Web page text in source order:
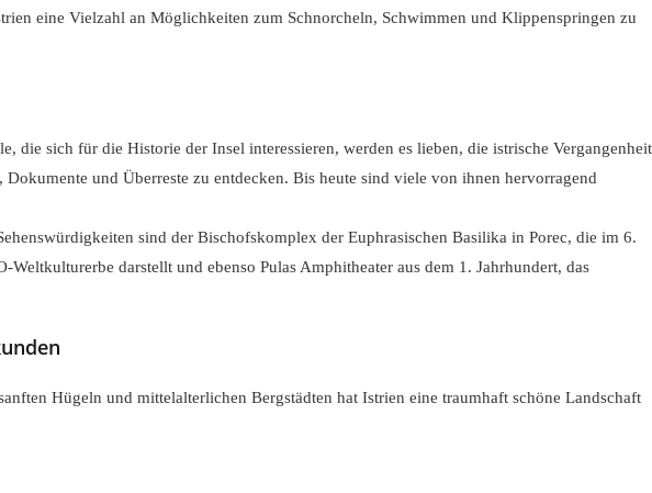
eine Vielzahl an Möglichkeiten zum Schnorcheln, Schwimmen und Klippenspringen zu
die sich für die Historie der Insel interessieren, werden es lieben, die istrische Vergangenheit
Dokumente und Überreste zu entdecken. Bis heute sind viele von ihnen hervorragend
sind der Bischofskomplex der Euphrasischen Basilika in Porec, die im 6.
Weltkulturerbe darstellt und ebenso Pulas Amphitheater aus dem 1. Jahrhundert, das
Hügeln und mittelalterlichen Bergstädten hat Istrien eine traumhaft schöne Landschaft